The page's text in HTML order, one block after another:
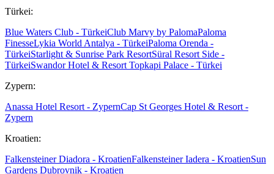
Türkei:
Blue Waters Club - TürkeiClub Marvy by PalomaPaloma
FinesseLykia World Antalya - TürkeiPaloma Orenda -
TürkeiStarlight & Sunrise Park ResortSüral Resort Side -
TürkeiSwandor Hotel & Resort Topkapi Palace - Türkei
Zypern:
Anassa Hotel Resort - ZypernCap St Georges Hotel & Resort -
Zypern
Kroatien:
Falkensteiner Diadora - KroatienFalkensteiner Iadera - KroatienSun
Gardens Dubrovnik - Kroatien